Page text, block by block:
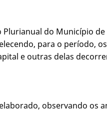
Plurianual do Município
para o período,
e outras delas
observando os